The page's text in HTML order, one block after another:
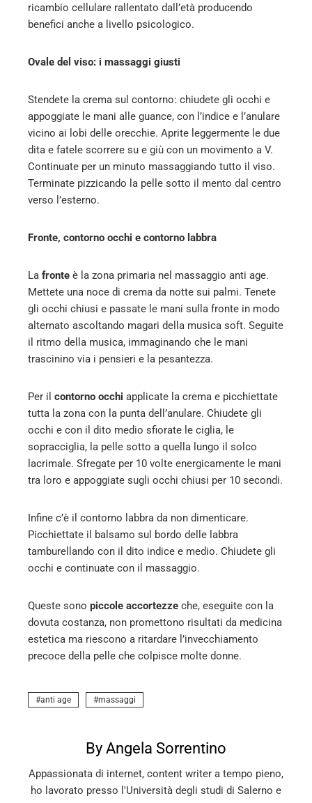
ricambio cellulare rallentato dall’età producendo
benefici anche a livello psicologico.
Ovale del viso: i massaggi giusti
Stendete la crema sul contorno: chiudete gli occhi e
appoggiate le mani alle guance, con l’indice e l’anulare
vicino ai lobi delle orecchie. Aprite leggermente le due
dita e fatele scorrere su e giù con un movimento a V.
Continuate per un minuto massaggiando tutto il viso.
Terminate pizzicando la pelle sotto il mento dal centro
verso l’esterno.
Fronte, contorno occhi e contorno labbra
La fronte è la zona primaria nel massaggio anti age.
Mettete una noce di crema da notte sui palmi. Tenete
gli occhi chiusi e passate le mani sulla fronte in modo
alternato ascoltando magari della musica soft. Seguite
il ritmo della musica, immaginando che le mani
trascinino via i pensieri e la pesantezza.
Per il contorno occhi applicate la crema e picchiettate
tutta la zona con la punta dell’anulare. Chiudete gli
occhi e con il dito medio sfiorate le ciglia, le
sopracciglia, la pelle sotto a quella lungo il solco
lacrimale. Sfregate per 10 volte energicamente le mani
tra loro e appoggiate sugli occhi chiusi per 10 secondi.
Infine c’è il contorno labbra da non dimenticare.
Picchiettate il balsamo sul bordo delle labbra
tamburellando con il dito indice e medio. Chiudete gli
occhi e continuate con il massaggio.
Queste sono piccole accortezze che, eseguite con la
dovuta costanza, non promettono risultati da medicina
estetica ma riescono a ritardare l’invecchiamento
precoce della pelle che colpisce molte donne.
anti age massaggi
By Angela Sorrentino
Appassionata di internet, content writer a tempo pieno,
ho lavorato presso l'Università degli studi di Salerno e